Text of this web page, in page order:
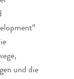
und die